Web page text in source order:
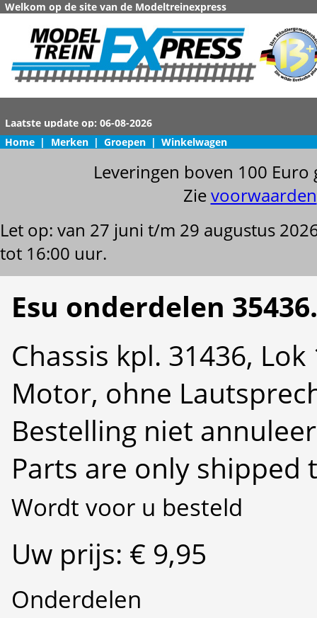
Welkom op de site van de Modeltreinexpress
Home | Merken | Groepen | Winkelwagen
Leveringen boven 100
Zievoorwaarden
Let op: van 27 juni t/m 29 augustus
tot 16:00 uur.
Esu onderdelen
Chassis kpl. 31436,
Motor, ohne
Bestelling niet
Parts are only shipped
Wordt voor u besteld
Uw prijs: € 9,95
Onderdelen